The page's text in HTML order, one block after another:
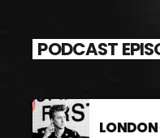
PODCAST